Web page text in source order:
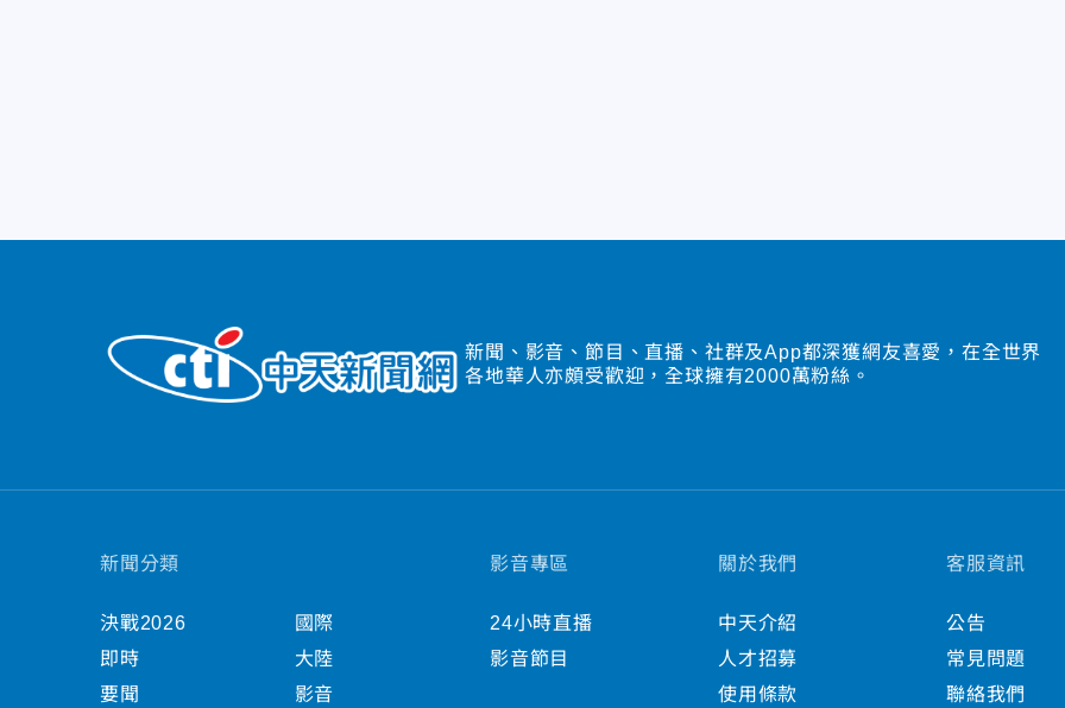
新聞、影音、節目、直播、社群及App都深獲網友喜愛，在全世界
各地華人亦頗受歡迎，全球擁有2000萬粉絲。
新聞分類
決戰2026
即時
要聞
國際
大陸
影音
影音專區
24小時直播
影音節目
關於我們
中天介紹
人才招募
使用條款
客服資訊
公告
常見問題
聯絡我們